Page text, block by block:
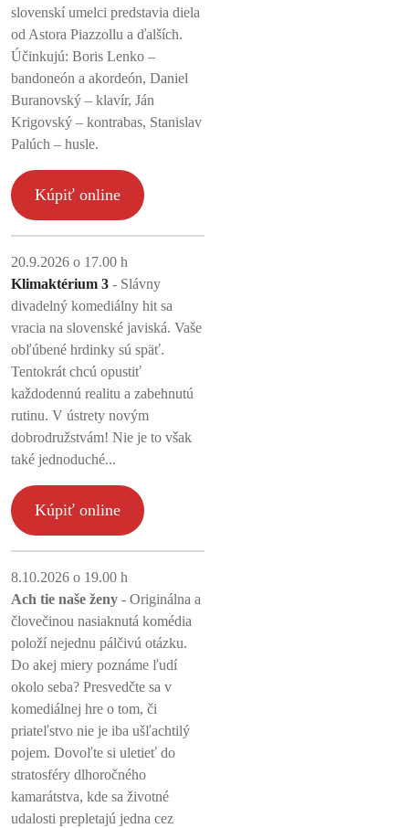
zámku
slovenskí umelci predstavia diela
od Astora Piazzollu a ďalších.
Účinkujú: Boris Lenko –
bandoneón a akordeón, Daniel
Buranovský – klavír, Ján
Krigovský – kontrabas, Stanislav
Palúch – husle.
Kúpiť online
20.9.2026 o 17.00 h
Klimaktérium 3 - Slávny
divadelný komediálny hit sa
vracia na slovenské javiská. Vaše
obľúbené hrdinky sú späť.
Tentokrát chcú opustiť
každodennú realitu a zabehnutú
rutinu. V ústrety novým
dobrodružstvám! Nie je to však
také jednoduché...
Kúpiť online
8.10.2026 o 19.00 h
Ach tie naše ženy - Originálna a
človečinou nasiaknutá komédia
položí nejednu pálčivú otázku.
Do akej miery poznáme ľudí
okolo seba? Presvedčte sa v
komediálnej hre o tom, či
priateľstvo nie je iba ušľachtilý
pojem. Dovoľte si uletieť do
stratosféry dlhoročného
kamarátstva, kde sa životné
udalosti prepletajú jedna cez